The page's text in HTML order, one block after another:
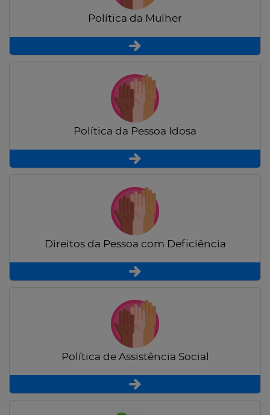
Política da Mulher
Política da Pessoa Idosa
Direitos da Pessoa com Deficiência
Política de Assistência Social